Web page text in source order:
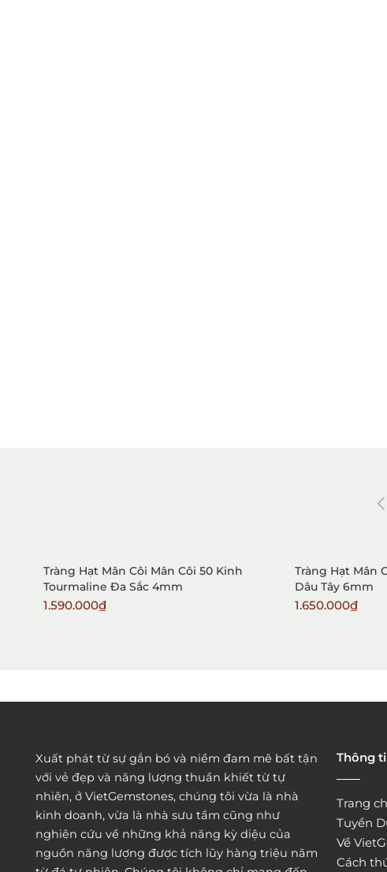
Tràng Hạt Mân Côi Mân Côi 50 Kinh
Tourmaline Đa Sắc 4mm
1.590.000₫
Tràng Hạt Mân
Dâu Tây 6mm
1.650.000₫
Xuất phát từ sự gắn bó và niềm đam mê bất tận
với vẻ đẹp và năng lượng thuần khiết từ tự
nhiên, ở VietGemstones, chúng tôi vừa là nhà
kinh doanh, vừa là nhà sưu tầm cũng như
nghiên cứu về những khả năng kỳ diệu của
nguồn năng lượng được tích lũy hàng triệu năm
Thông
Trang
Tuyển
Về
Cách